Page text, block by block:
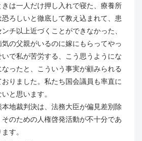
は一人だけ押し入れで寝た、療養所
ろしいと徹底して教え込まれて、患
チ以上近づくことができなかった、
の父親がいるのに嫁にもらってやっ
で私が苦労する、こう思うようにな
ったと、こういう事実が顧みられる
りました。私たち国会議員も率直に
と思います。
地裁判決は、法務大臣が偏見差別除
のための人権啓発活動が不十分であ
す。